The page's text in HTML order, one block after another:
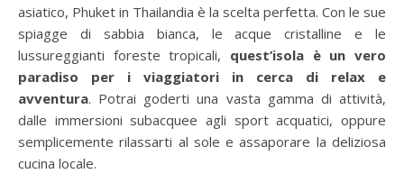
asiatico, Phuket in Thailandia è la scelta perfetta. Con le sue
spiagge di sabbia bianca, le acque cristalline e le
lussureggianti foreste tropicali, quest’isola è un vero
paradiso per i viaggiatori in cerca di relax e
avventura. Potrai goderti una vasta gamma di attività,
dalle immersioni subacquee agli sport acquatici, oppure
semplicemente rilassarti al sole e assaporare la deliziosa
cucina locale.